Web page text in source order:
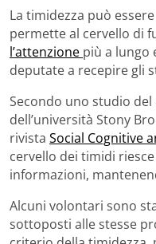
La timidezza può
permette al cervello di
l’attenzione più a lungo
deputate a recepire gli
Secondo uno studio
dell’università Stony
rivista Social Cognitive
cervello dei timidi
informazioni,
Alcuni volontari sono
sottoposti alle stesse